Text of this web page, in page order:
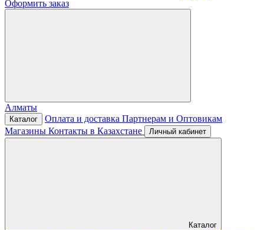
Оформить заказ
Алматы
Каталог Оплата и доставка Партнерам и Оптовикам
Магазины Контакты в Казахстане Личный кабинет
Каталог